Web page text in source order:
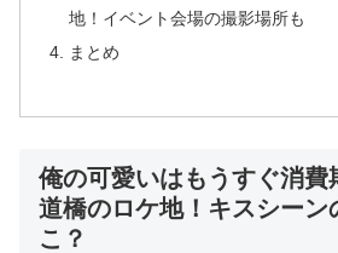
地！イベント会場の撮影場所も
まとめ
俺の可愛いはもうすぐ消費
道橋のロケ地！キスシーン
こ？